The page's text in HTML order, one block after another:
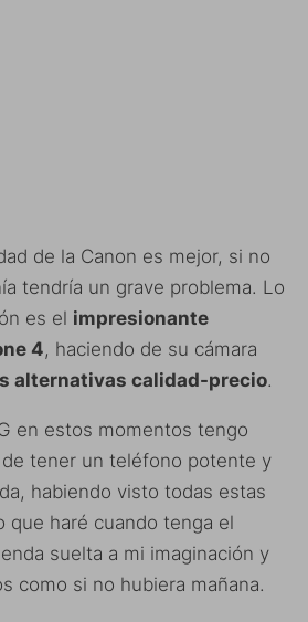
de la Canon es mejor, si no
tendría un grave problema. Lo
es el impresionante
4, haciendo de su cámara
alternativas calidad-precio.
en estos momentos tengo
tener un teléfono potente y
habiendo visto todas estas
que haré cuando tenga el
suelta a mi imaginación y
como si no hubiera mañana.